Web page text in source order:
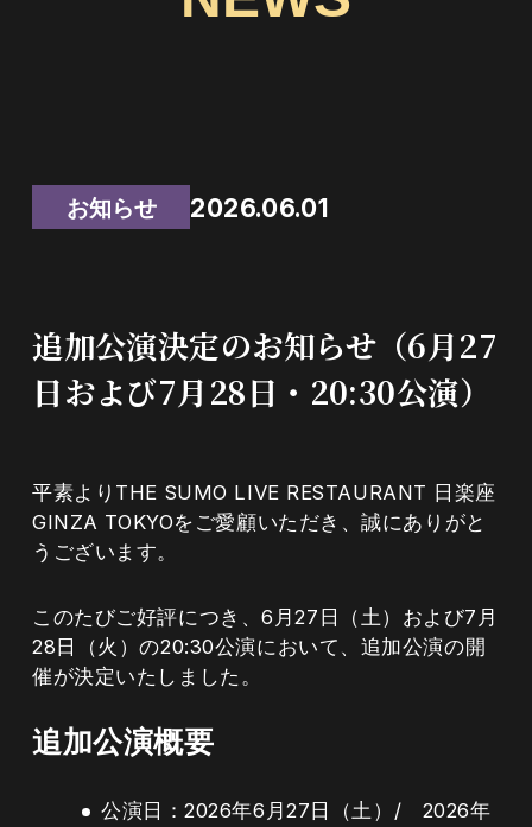
NEWS
お知らせ 2026.06.01
追加公演決定のお知らせ（6月27
日および7月28日・20:30公演）
平素よりTHE SUMO LIVE RESTAURANT 日楽座
GINZA TOKYOをご愛顧いただき、誠にありがと
うございます。
このたびご好評につき、6月27日（土）および7月
28日（火）の20:30公演において、追加公演の開
催が決定いたしました。
追加公演概要
公演日：2026年6月27日（土）/ 2026年